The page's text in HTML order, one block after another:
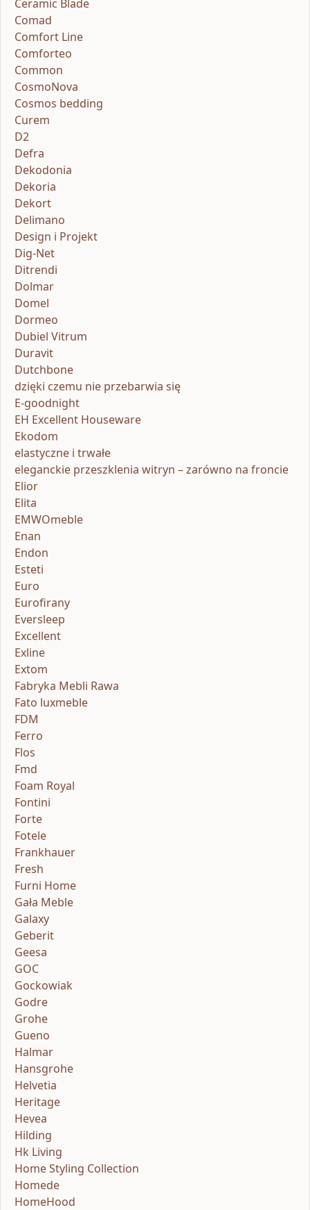
Ceramic Blade
Comad
Comfort Line
Comforteo
Common
CosmoNova
Cosmos bedding
Curem
D2
Defra
Dekodonia
Dekoria
Dekort
Delimano
Design i Projekt
Dig-Net
Ditrendi
Dolmar
Domel
Dormeo
Dubiel Vitrum
Duravit
Dutchbone
dzięki czemu nie przebarwia się
E-goodnight
EH Excellent Houseware
Ekodom
elastyczne i trwałe
eleganckie przeszklenia witryn – zarówno na froncie
Elior
Elita
EMWOmeble
Enan
Endon
Esteti
Euro
Eurofirany
Eversleep
Excellent
Exline
Extom
Fabryka Mebli Rawa
Fato luxmeble
FDM
Ferro
Flos
Fmd
Foam Royal
Fontini
Forte
Fotele
Frankhauer
Fresh
Furni Home
Gała Meble
Galaxy
Geberit
Geesa
GOC
Gockowiak
Godre
Grohe
Gueno
Halmar
Hansgrohe
Helvetia
Heritage
Hevea
Hilding
Hk Living
Home Styling Collection
Homede
HomeHood